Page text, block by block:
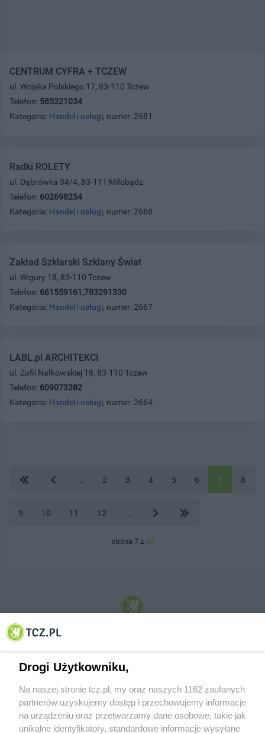
CENTRUM CYFRA + TCZEW
ul. Wojska Polskiego 17, 83-110 Tczew
Telefon: 585321034
Kategoria: Handel i usługi, numer: 2681
Radki ROLETY
ul. Dąbrówka 34/4, 83-111 Miłobądz
Telefon: 602698254
Kategoria: Handel i usługi, numer: 2668
Zakład Szklarski Szklany Świat
ul. Wigury 18, 83-110 Tczew
Telefon: 661559161,783291330
Kategoria: Handel i usługi, numer: 2667
LABL.pl ARCHITEKCI
ul. Zofii Nałkowskiej 18, 83-110 Tczew
Telefon: 609073382
Kategoria: Handel i usługi, numer: 2664
2 3 4 5 6 7 8
9 10 11 12
strona 7 z 54
© 2001-2026 Tczew - TCZ.PL Sp. z o.o. Internetowy Serwis Informacyjny Miasta
Drogi Użytkowniku,
Na naszej stronie tcz.pl, my oraz naszych 1162 zaufanych
partnerów uzyskujemy dostęp i przechowujemy informacje
na urządzeniu oraz przetwarzamy dane osobowe, takie jak
unikalne identyfikatory, standardowe informacje wysyłane